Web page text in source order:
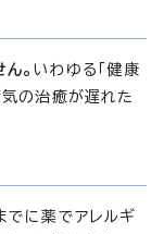
。 いわゆる「健康
気の治癒が遅れた
でに薬でアレルギ